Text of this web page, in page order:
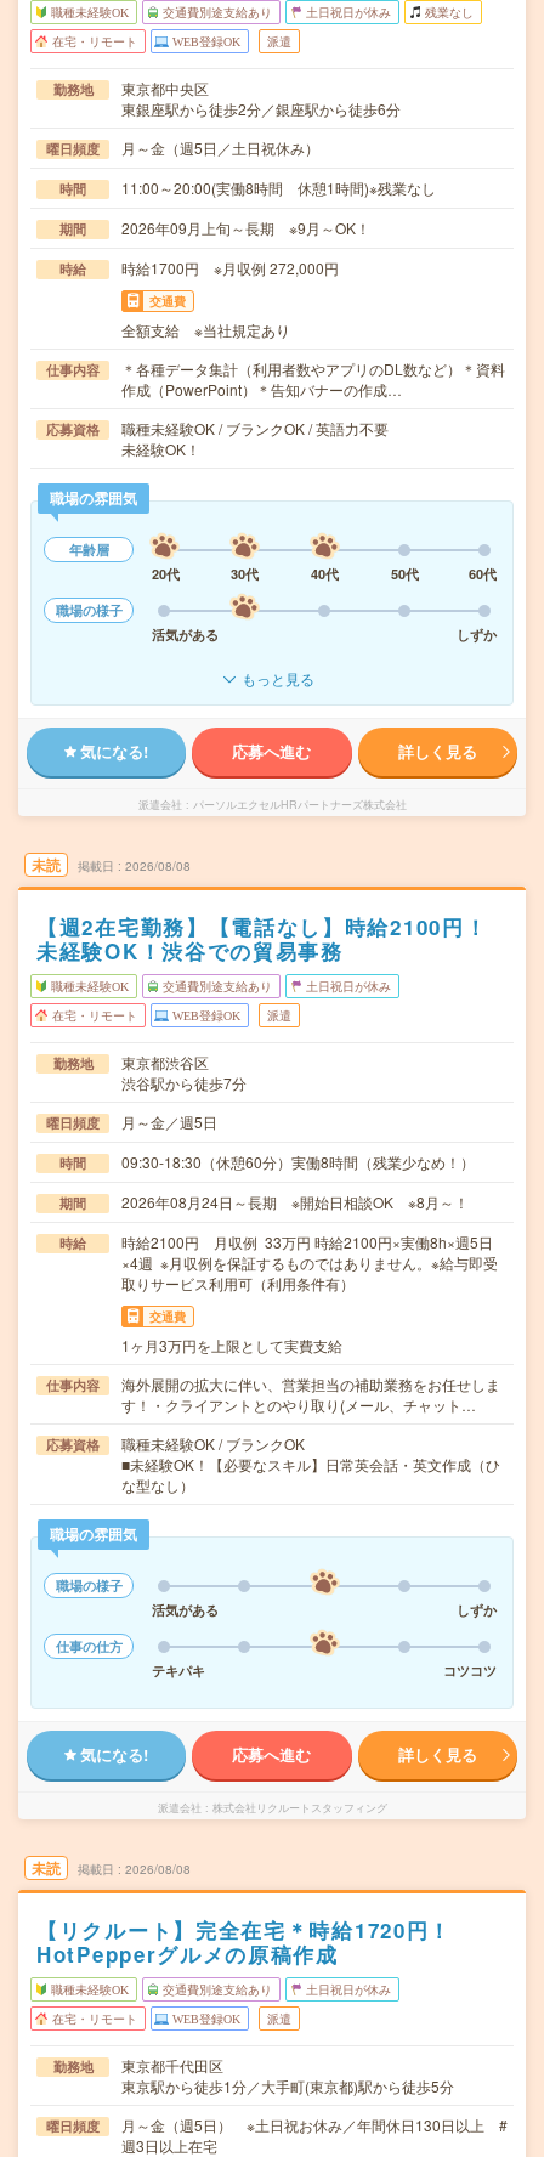
職種未経験OK 交通費別途支給あり 土日祝日が休み 残業なし
在宅・リモート WEB登録OK 派遣
勤務地
東京都中央区
東銀座駅から徒歩2分／銀座駅から徒歩6分
曜日頻度 月～金（週5日／土日祝休み）
時間 11:00～20:00(実働8時間 休憩1時間)※残業なし
期間 2026年09月上旬～長期 ※9月～OK！
時給 時給1700円 ※月収例 272,000円
交通費
全額支給 ※当社規定あり
仕事内容
＊各種データ集計（利用者数やアプリのDL数など）＊資料
作成（PowerPoint）＊告知バナーの作成…
応募資格
職種未経験OK / ブランクOK / 英語力不要
未経験OK！
職場の雰囲気
年齢層
20代
30代 40代 50代
60代
職場の様子
活気がある
しずか
もっと見る
気になる! 応募へ進む 詳しく見る
派遣会社 パーソルエクセルHRパートナーズ株式会社
未読 掲載日 2026/08/08
【週2在宅勤務】【電話なし】時給2100円！
未経験OK！渋谷での貿易事務
職種未経験OK 交通費別途支給あり 土日祝日が休み
在宅・リモート WEB登録OK 派遣
勤務地
東京都渋谷区
渋谷駅から徒歩7分
曜日頻度 月～金／週5日
時間 09:30-18:30（休憩60分）実働8時間（残業少なめ！）
期間 2026年08月24日～長期 ※開始日相談OK ※8月～！
時給
時給2100円 月収例 33万円 時給2100円×実働8h×週5日
×4週 ※月収例を保証するものではありません。※給与即受
取りサービス利用可（利用条件有）
交通費
1ヶ月3万円を上限として実費支給
仕事内容
海外展開の拡大に伴い、営業担当の補助業務をお任せしま
す！・クライアントとのやり取り(メール、チャット…
応募資格
職種未経験OK / ブランクOK
■未経験OK！【必要なスキル】日常英会話・英文作成（ひ
な型なし）
職場の雰囲気
職場の様子
活気がある
しずか
仕事の仕方
テキパキ
コツコツ
気になる! 応募へ進む 詳しく見る
派遣会社 株式会社リクルートスタッフィング
未読 掲載日 2026/08/08
【リクルート】完全在宅＊時給1720円！
HotPepperグルメの原稿作成
職種未経験OK 交通費別途支給あり 土日祝日が休み
在宅・リモート WEB登録OK 派遣
勤務地
東京都千代田区
東京駅から徒歩1分／大手町(東京都)駅から徒歩5分
曜日頻度
月～金（週5日） ※土日祝お休み／年間休日130日以上 #
週3日以上在宅